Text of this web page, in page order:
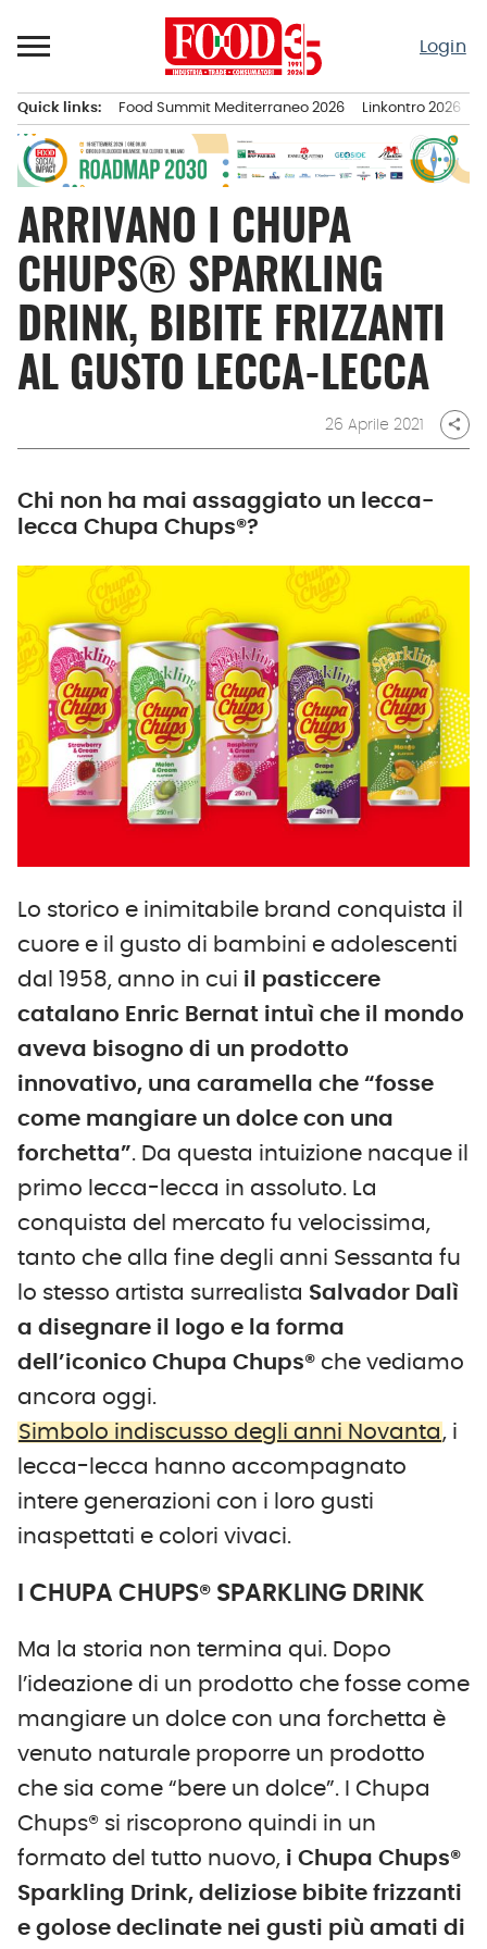
al
Login
principale
Quick links: Food Summit Mediterraneo 2026 Linkontro 2026
ARRIVANO I CHUPA
CHUPS® SPARKLING
DRINK, BIBITE FRIZZANTI
AL GUSTO LECCA-LECCA
26 Aprile 2021 share
Chi non ha mai assaggiato un lecca-
lecca Chupa Chups®?
Lo storico e inimitabile brand conquista il
cuore e il gusto di bambini e adolescenti
dal 1958, anno in cui il pasticcere
catalano Enric Bernat intuì che il mondo
aveva bisogno di un prodotto
innovativo, una caramella che “fosse
come mangiare un dolce con una
forchetta”. Da questa intuizione nacque il
primo lecca-lecca in assoluto. La
conquista del mercato fu velocissima,
tanto che alla fine degli anni Sessanta fu
lo stesso artista surrealista Salvador Dalì
a disegnare il logo e la forma
dell’iconico Chupa Chups® che vediamo
ancora oggi.
Simbolo indiscusso degli anni Novanta , i
lecca-lecca hanno accompagnato
intere generazioni con i loro gusti
inaspettati e colori vivaci.
I CHUPA CHUPS® SPARKLING DRINK
Ma la storia non termina qui. Dopo
l’ideazione di un prodotto che fosse come
mangiare un dolce con una forchetta è
venuto naturale proporre un prodotto
che sia come “bere un dolce”. I Chupa
Chups® si riscoprono quindi in un
formato del tutto nuovo, i Chupa Chups®
Sparkling Drink, deliziose bibite frizzanti
e golose declinate nei gusti più amati di